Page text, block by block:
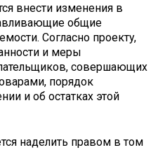
внести изменения в
общие
Согласно проекту,
и меры
совершающих
порядок
и об остатках этой
наделить правом в том